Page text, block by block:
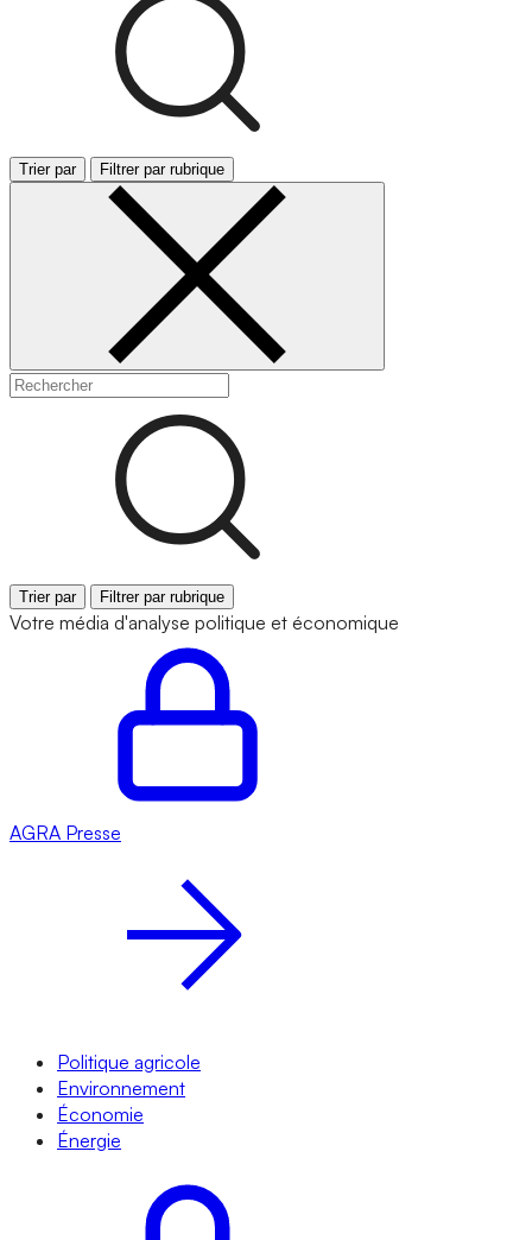
Trier par Filtrer par rubrique
Trier par Filtrer par rubrique
Votre média d'analyse politique et économique
AGRA Presse
Politique agricole
Environnement
Économie
Énergie